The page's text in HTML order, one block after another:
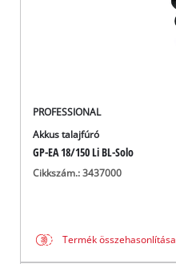
PROFESSIONAL
Akkus talajfúró
GP-EA 18/150 Li BL-Solo
Cikkszám.: 3437000
Termék összehasonlítása